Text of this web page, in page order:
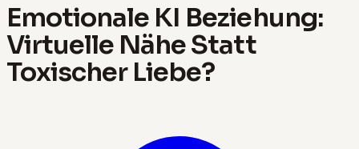
Emotionale KI Beziehung:
Virtuelle Nähe Statt
Toxischer Liebe?